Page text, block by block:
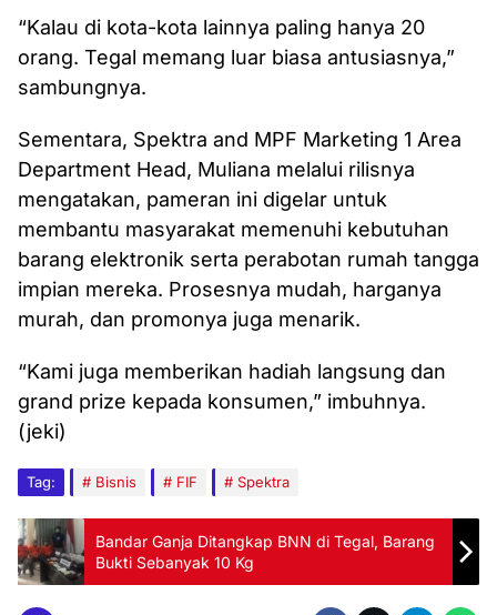
“Kalau di kota-kota lainnya paling hanya 20
orang. Tegal memang luar biasa antusiasnya,”
sambungnya.
Sementara, Spektra and MPF Marketing 1 Area
Department Head, Muliana melalui rilisnya
mengatakan, pameran ini digelar untuk
membantu masyarakat memenuhi kebutuhan
barang elektronik serta perabotan rumah tangga
impian mereka. Prosesnya mudah, harganya
murah, dan promonya juga menarik.
“Kami juga memberikan hadiah langsung dan
grand prize kepada konsumen,” imbuhnya.
(jeki)
Tag: Bisnis FIF Spektra
Bandar Ganja Ditangkap BNN di Tegal, Barang
Bukti Sebanyak 10 Kg